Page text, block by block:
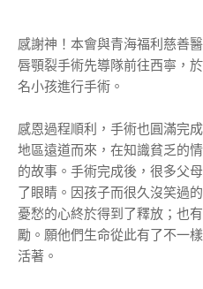
感謝神！本會與青海福利慈善
唇顎裂手術先導隊前往西寧，
名小孩進行手術。
感恩過程順利，手術也圓滿完
地區遠道而來，在知識貧乏的
的故事。手術完成後，很多父
了眼睛。因孩子而很久沒笑過
憂愁的心終於得到了釋放；也
勵。願他們生命從此有了不一
活著。